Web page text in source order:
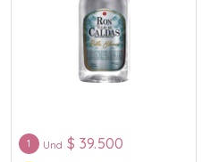
1 Und $ 39.500